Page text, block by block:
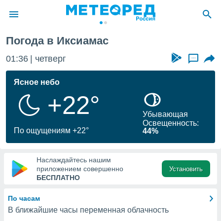
о
Вы можете
к этому
доступ
Погода в Иксиамас
01:36 четверг ...
Ясное небо
+22°
По ощущениям +22°
Убывающая
Освещенность:
44%
Наслаждайтесь нашим
приложением совершенно
БЕСПЛАТНО
Установить
По часам
В ближайшие часы переменная облачность